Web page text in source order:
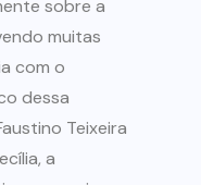
sobre a
muitas
com o
dessa
Teixeira
a